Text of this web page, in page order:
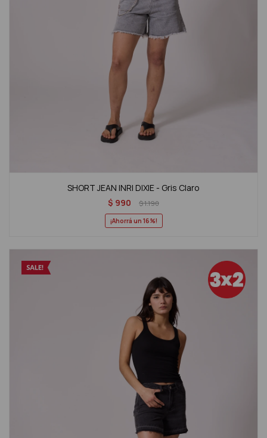
SHORT JEAN INRI DIXIE - Gris Claro
$ 990 $1.190
16